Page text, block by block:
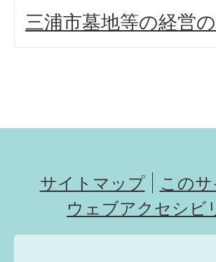
三浦市墓地等の経営
サイトマップ
この
ウェブアクセシビ